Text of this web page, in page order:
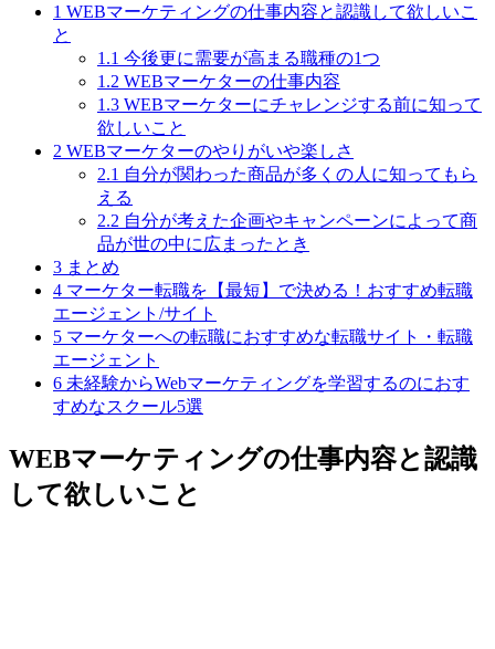
1 WEBマーケティングの仕事内容と認識して欲しいこ
と
1.1 今後更に需要が高まる職種の1つ
1.2 WEBマーケターの仕事内容
1.3 WEBマーケターにチャレンジする前に知って
欲しいこと
2 WEBマーケターのやりがいや楽しさ
2.1 自分が関わった商品が多くの人に知ってもら
える
2.2 自分が考えた企画やキャンペーンによって商
品が世の中に広まったとき
3 まとめ
4 マーケター転職を【最短】で決める！おすすめ転職
エージェント/サイト
5 マーケターへの転職におすすめな転職サイト・転職
エージェント
6 未経験からWebマーケティングを学習するのにおす
すめなスクール5選
WEBマーケティングの仕事内容と認識
して欲しいこと